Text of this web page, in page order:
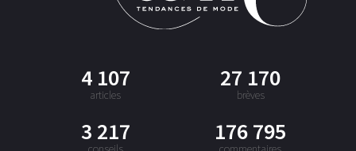
4 107
articles
27 170
brèves
3 217 176 795